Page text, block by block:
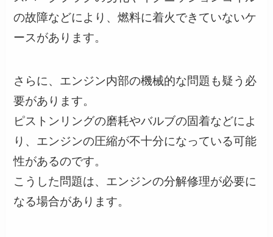
の故障などにより、燃料に着火できていないケ
ースがあります。
さらに、エンジン内部の機械的な問題も疑う必
要があります。
ピストンリングの磨耗やバルブの固着などによ
り、エンジンの圧縮が不十分になっている可能
性があるのです。
こうした問題は、エンジンの分解修理が必要に
なる場合があります。